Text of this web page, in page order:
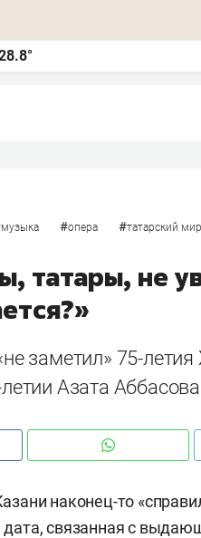
музыка #опера #татарский мир
татары, не
заметил» 75-
Азата Аббасова
наконец-то
дата, связанная с